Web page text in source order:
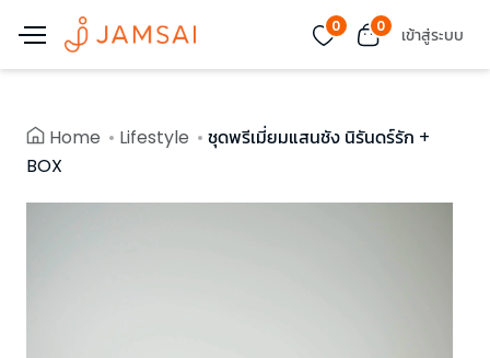
0 0 เข้าสู่ระบบ
Home Lifestyle
ชุดพรีเมี่ยมแสนชัง นิรันดร์รัก +
BOX